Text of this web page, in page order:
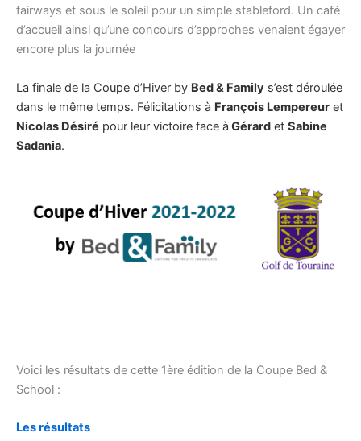
fairways et sous le soleil pour un simple stableford. Un café
d’accueil ainsi qu’une concours d’approches venaient égayer
encore plus la journée
La finale de la Coupe d’Hiver by Bed & Family s’est déroulée
dans le même temps. Félicitations à François Lempereur et
Nicolas Désiré pour leur victoire face à Gérard et Sabine
Sadania.
Voici les résultats de cette 1ère édition de la Coupe Bed &
School :
Les résultats